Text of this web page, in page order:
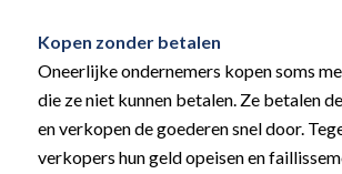
Kopen zonder betalen
Oneerlijke ondernemers kopen soms
die ze niet kunnen betalen. Ze betalen
en verkopen de goederen snel door.
verkopers hun geld opeisen en